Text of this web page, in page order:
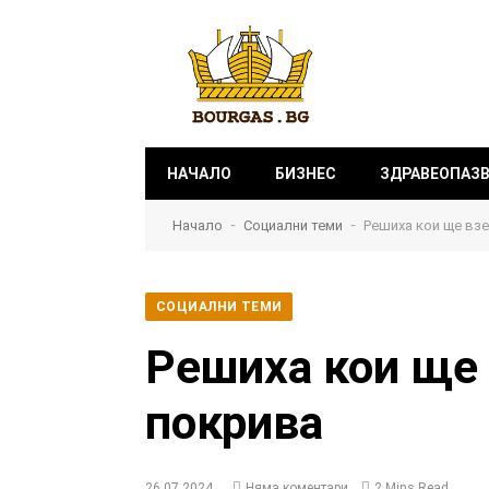
НАЧАЛО БИЗНЕС
Начало - Социални теми - Решиха кои ще
СОЦИАЛНИ ТЕМИ
Решиха кои ще
покрива